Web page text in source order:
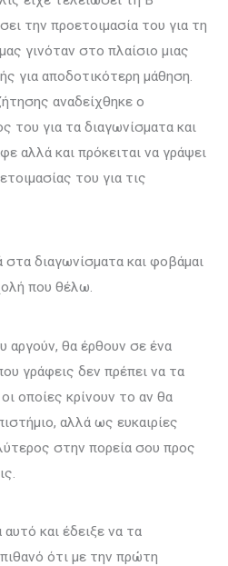
την προετοιμασία του για τη
γινόταν στο πλαίσιο μιας
για αποδοτικότερη μάθηση.
αναδείχθηκε ο
του για τα διαγωνίσματα και
αλλά και πρόκειται να γράψει
του για τις
διαγωνίσματα και φοβάμαι
που θέλω.
αργούν, θα έρθουν σε ένα
γράφεις δεν πρέπει να τα
οποίες κρίνουν το αν θα
αλλά ως ευκαιρίες
στην πορεία σου προς
και έδειξε να τα
ότι με την πρώτη